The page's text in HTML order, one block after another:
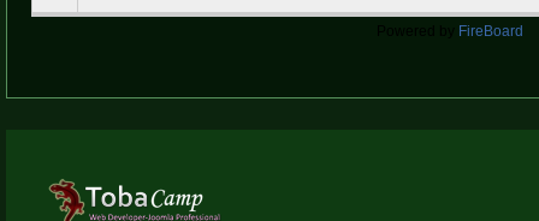
Powered by FireBoard